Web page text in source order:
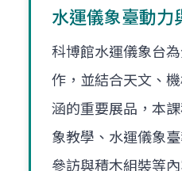
水運儀象臺動力
科博館水運儀象台
作，並結合天文、
涵的重要展品，本
象教學、水運儀象
參訪與積木組裝等